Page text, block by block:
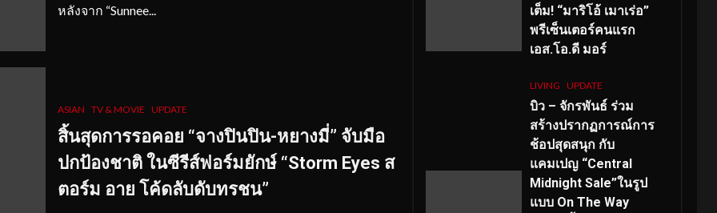
หลังจาก “Sunnee...
ASIAN TV & MOVIE UPDATE
สิ้นสุดการรอคอย “จางปินปิน-หยางมี่” จับมือ
ปกป้องชาติในซีรีส์ฟอร์มยักษ์ “Storm Eyes ส
ตอร์ม อาย โค้ดลับดับทรชน”
เต็ม! “มาริโอ้ เมาเร่อ”
พรีเซ็นเตอร์คนแรก
เอส.โอ.ดี มอร์
LIVING UPDATE
บิว – จักรพันธ์ ร่วม
สร้างปรากฏการณ์การ
ช้อปสุดสนุก กับ
แคมเปญ “Central
Midnight Sale”ในรูป
แบบ On The Way